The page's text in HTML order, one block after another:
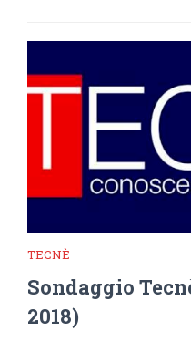
TECNÈ
Sondaggio
2018)